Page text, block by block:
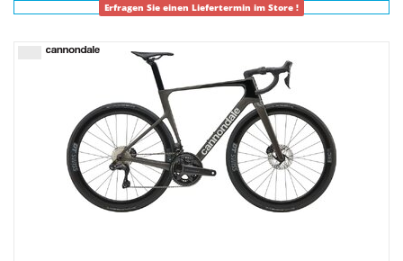
Erfragen Sie einen Liefertermin im Store !